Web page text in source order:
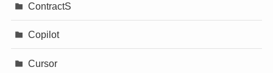
ContractS
Copilot
Cursor